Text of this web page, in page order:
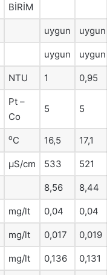
BİRİM
uygun uygun
uygun uygun
NTU 1 0,95
Pt –
Co
5 5
oC 16,5 17,1
μS/cm 533 521
8,56 8,44
mg/lt 0,04 0,04
mg/lt 0,017 0,019
mg/lt 0,136 0,131